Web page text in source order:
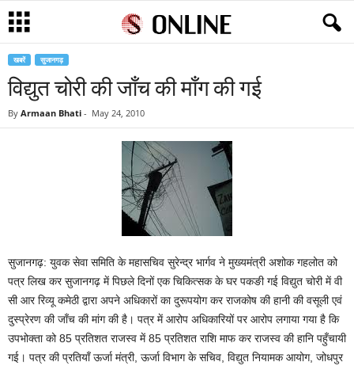
खबरें सुजानगढ़
विद्युत चोरी की जाँच की माँग की गई
By Armaan Bhati - May 24, 2010
सुजानगढ़: युवक सेवा समिति के महासचिव सुरेन्द्र भार्गव ने मुख्यमंत्री अशोक गहलोत को
पत्र लिख कर सुजानगढ़ में पिछले दिनों एक चिकित्सक के घर पकङी गई विद्युत चोरी में वी
सी आर रिव्यू कमेठी द्वारा अपने अधिकारों का दुरूपयोग कर राजकोष की हानी की वसूली एवं
दुस्प्रेरण की जाँच की मांग की है। पत्र में आरोप अधिकारियों पर आरोप लगाया गया है कि
उपभोक्ता को 85 प्रतिशत राजस्व में 85 प्रतिशत राशि माफ कर राजस्व की हानि पहुँचायी
गई। पत्र की प्रतियाँ ऊर्जा मंत्री, ऊर्जा विभाग के सचिव, विद्युत नियामक आयोग, जोधपुर